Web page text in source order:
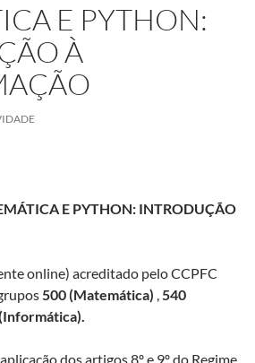
E PYTHON:
À
E PYTHON: INTRODUÇÃO
online) acreditado pelo CCPFC
500 (Matemática) ,540
dos artigos 8º e 9º do Regime